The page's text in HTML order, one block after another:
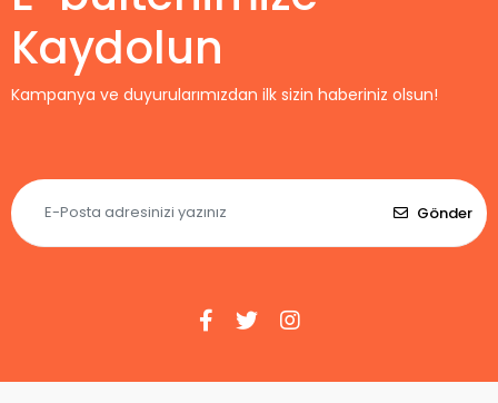
Kaydolun
Kampanya ve duyurularımızdan ilk sizin haberiniz olsun!
Gönder